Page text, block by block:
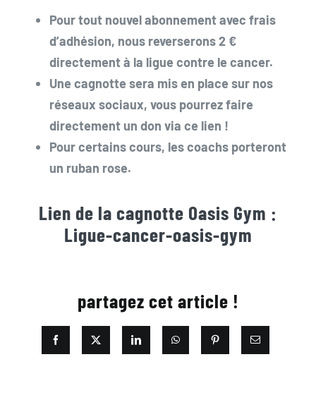
Pour tout nouvel abonnement avec frais
d’adhésion, nous reverserons 2 €
directement à la ligue contre le cancer.
Une cagnotte sera mis en place sur nos
réseaux sociaux, vous pourrez faire
directement un don via ce lien !
Pour certains cours, les coachs porteront
un ruban rose.
Lien de la cagnotte Oasis Gym :
Ligue-cancer-oasis-gym
partagez cet article !